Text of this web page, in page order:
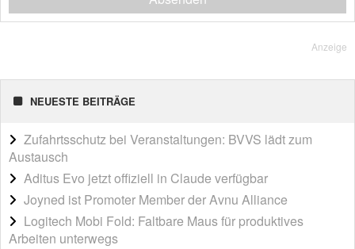
Anzeige
NEUESTE BEITRÄGE
Zufahrtsschutz bei Veranstaltungen: BVVS lädt zum
Austausch
Aditus Evo jetzt offiziell in Claude verfügbar
Joyned ist Promoter Member der Avnu Alliance
Logitech Mobi Fold: Faltbare Maus für produktives
Arbeiten unterwegs